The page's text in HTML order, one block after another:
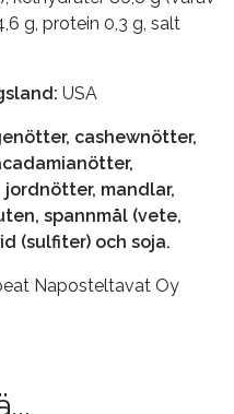
g, protein 0,3 g, salt
USA
cashewnötter,
mandlar,
spannmål (vete,
(sulfiter) och soja.
Naposteltavat Oy